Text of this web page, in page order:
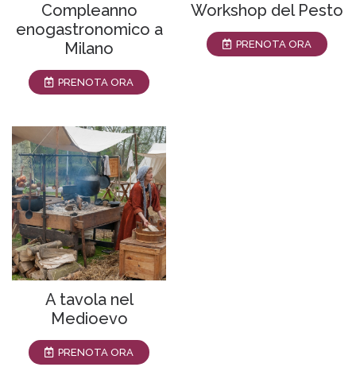
Compleanno
enogastronomico a
Milano
PRENOTA ORA
Workshop del Pesto
PRENOTA ORA
A tavola nel
Medioevo
PRENOTA ORA